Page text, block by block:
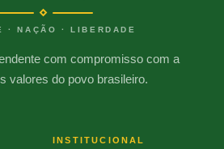
· NAÇÃO · LIBERDADE
com compromisso com a
valores do povo brasileiro.
INSTITUCIONAL